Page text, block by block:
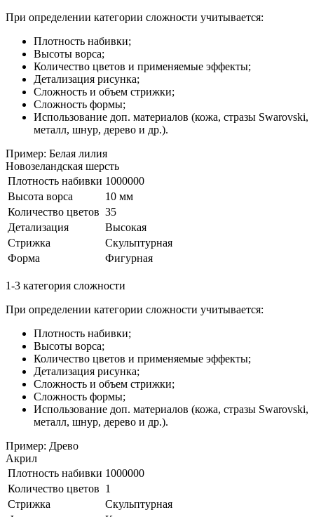
При определении категории сложности учитывается:
Плотность набивки;
Высоты ворса;
Количество цветов и применяемые эффекты;
Детализация рисунка;
Сложность и объем стрижки;
Сложность формы;
Использование доп. материалов (кожа, стразы Swarovski,
металл, шнур, дерево и др.).
Пример: Белая лилия
Новозеландская шерсть
Плотность набивки 1000000
Высота ворса
10 мм
Количество цветов 35
Детализация
Высокая
Стрижка
Скульптурная
Форма
Фигурная
1-3 категория сложности
При определении категории сложности учитывается:
Плотность набивки;
Высоты ворса;
Количество цветов и применяемые эффекты;
Детализация рисунка;
Сложность и объем стрижки;
Сложность формы;
Использование доп. материалов (кожа, стразы Swarovski,
металл, шнур, дерево и др.).
Пример: Древо
Акрил
Плотность набивки 1000000
Количество цветов 1
Стрижка
Скульптурная